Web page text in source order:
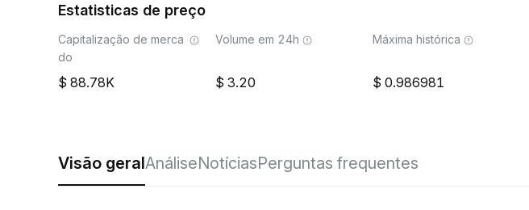
Estatisticas de preço
Capitalização de merca
do
88.78K
Volume em 24h
3.20
Máxima histórica
0.986981
Visão geralAnáliseNotíciasPerguntas frequentes